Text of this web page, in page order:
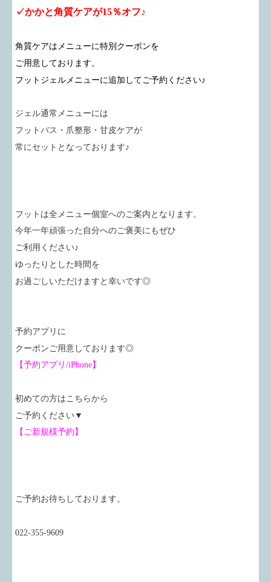
✓かかと角質ケアが15％オフ♪
角質ケアはメニューに特別クーポンを
ご用意しております。
フットジェルメニューに追加してご予約ください♪
ジェル通常メニューには
フットバス・爪整形・甘皮ケアが
常にセットとなっております♪
フットは全メニュー個室へのご案内となります。
今年一年頑張った自分へのご褒美にもぜひ
ご利用ください♪
ゆったりとした時間を
お過ごしいただけますと幸いです◎
予約アプリに
クーポンご用意しております◎
【予約アプリ/iPhone】
初めての方はこちらから
ご予約ください▼
【ご新規様予約】
ご予約お待ちしております。
022-355-9609